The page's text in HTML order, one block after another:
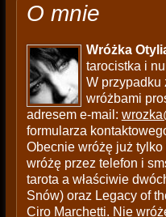
O mnie
Wróżka
tarocistka i
W przypadku
wróżbami
adresem e-mail:
formularza
Obecnie wróżę już
wróżę przez telefon i
tarota a właściwie
Snów) oraz Legacy of
Ciro Marchetti. Nie